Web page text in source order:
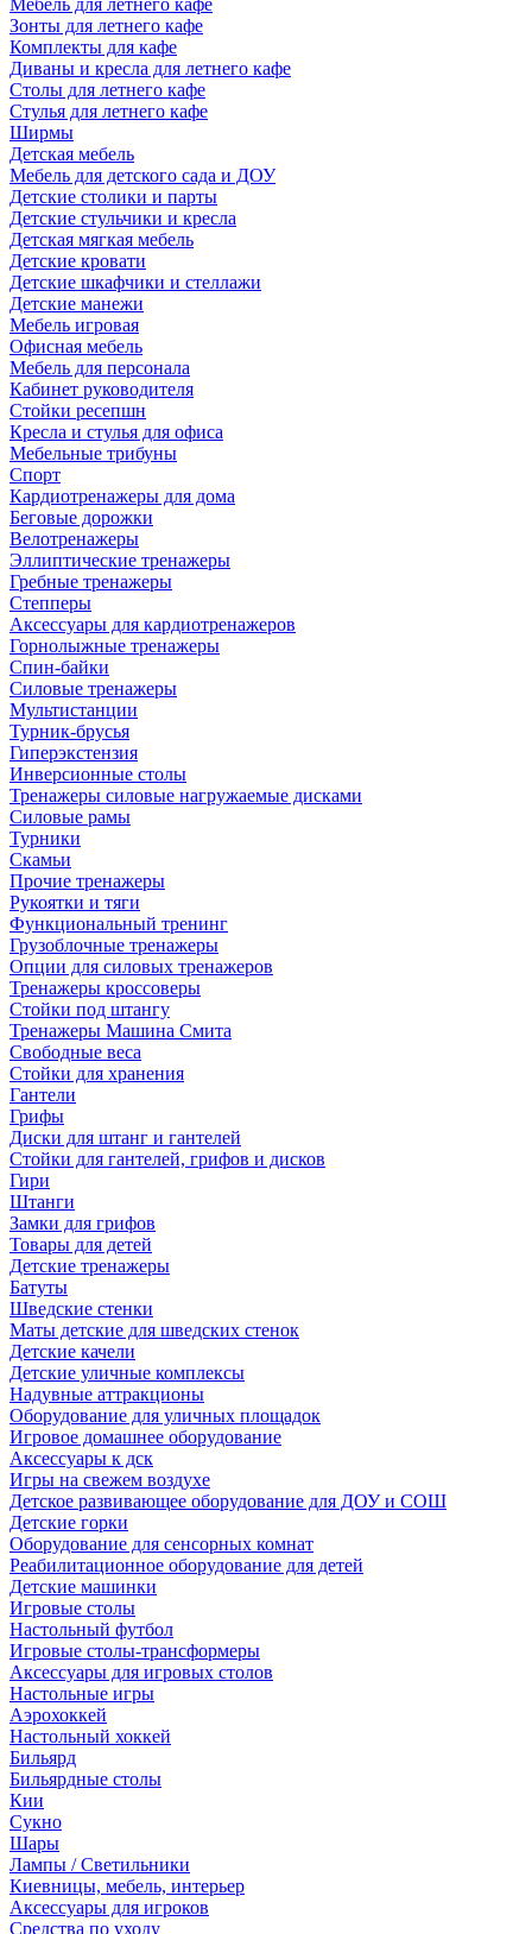
Мебель для летнего кафе
Зонты для летнего кафе
Комплекты для кафе
Диваны и кресла для летнего кафе
Столы для летнего кафе
Стулья для летнего кафе
Ширмы
Детская мебель
Мебель для детского сада и ДОУ
Детские столики и парты
Детские стульчики и кресла
Детская мягкая мебель
Детские кровати
Детские шкафчики и стеллажи
Детские манежи
Мебель игровая
Офисная мебель
Мебель для персонала
Кабинет руководителя
Стойки ресепшн
Кресла и стулья для офиса
Мебельные трибуны
Спорт
Кардиотренажеры для дома
Беговые дорожки
Велотренажеры
Эллиптические тренажеры
Гребные тренажеры
Степперы
Аксессуары для кардиотренажеров
Горнолыжные тренажеры
Спин-байки
Силовые тренажеры
Мультистанции
Турник-брусья
Гиперэкстензия
Инверсионные столы
Тренажеры силовые нагружаемые дисками
Силовые рамы
Турники
Скамьи
Прочие тренажеры
Рукоятки и тяги
Функциональный тренинг
Грузоблочные тренажеры
Опции для силовых тренажеров
Тренажеры кроссоверы
Стойки под штангу
Тренажеры Машина Смита
Свободные веса
Стойки для хранения
Гантели
Грифы
Диски для штанг и гантелей
Стойки для гантелей, грифов и дисков
Гири
Штанги
Замки для грифов
Товары для детей
Детские тренажеры
Батуты
Шведские стенки
Маты детские для шведских стенок
Детские качели
Детские уличные комплексы
Надувные аттракционы
Оборудование для уличных площадок
Игровое домашнее оборудование
Аксессуары к дск
Игры на свежем воздухе
Детское развивающее оборудование для ДОУ и СОШ
Детские горки
Оборудование для сенсорных комнат
Реабилитационное оборудование для детей
Детские машинки
Игровые столы
Настольный футбол
Игровые столы-трансформеры
Аксессуары для игровых столов
Настольные игры
Аэрохоккей
Настольный хоккей
Бильярд
Бильярдные столы
Кии
Сукно
Шары
Лампы / Светильники
Киевницы, мебель, интерьер
Аксессуары для игроков
Средства по уходу